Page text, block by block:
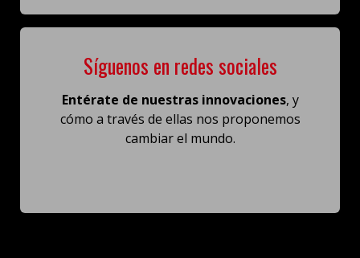
Síguenos en redes sociales
Entérate de nuestras innovaciones, y
cómo a través de ellas nos proponemos
cambiar el mundo.